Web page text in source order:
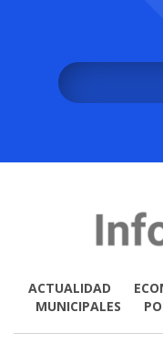
ACTUALIDAD
MUNICIPALES